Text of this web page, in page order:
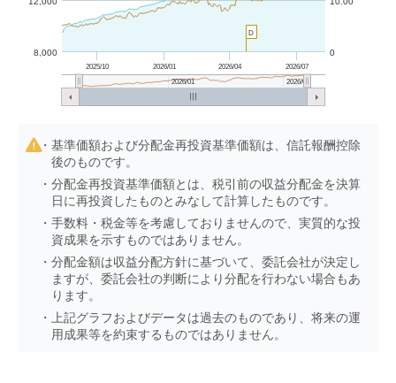
D
2026/01 2026/07
2025/10
2026/04
2026/01
2026/07
8,000 0
基準価額および分配金再投資基準価額は、信託報酬控除
後のものです。
分配金再投資基準価額とは、税引前の収益分配金を決算
日に再投資したものとみなして計算したものです。
手数料・税金等を考慮しておりませんので、実質的な投
資成果を示すものではありません。
分配金額は収益分配方針に基づいて、委託会社が決定し
ますが、委託会社の判断により分配を行わない場合もあ
ります。
上記グラフおよびデータは過去のものであり、将来の運
用成果等を約束するものではありません。